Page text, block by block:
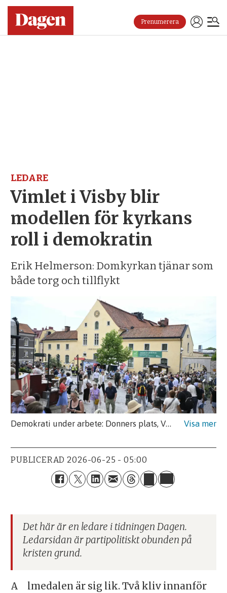
Prenumerera
LEDARE
Vimlet i Visby blir
modellen för kyrkans
roll i demokratin
Erik Helmerson: Domkyrkan tjänar som
både torg och tillflykt
Demokrati under arbete: Donners plats, Visby, under Almedalsveckan.
PUBLICERAD 2026-06-25 - 05:00
Det här är en ledare i tidningen Dagen.
Ledarsidan är partipolitiskt obunden på
kristen grund.
Almedalen är sig lik. Två kliv innanför